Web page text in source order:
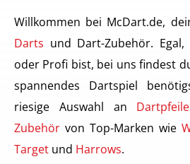
Willkommen bei McDart.de,
Darts und Dart-Zubehör.
oder Profi bist, bei uns findest
spannendes Dartspiel
riesige Auswahl an
Zubehör von Top-Marken wie
Target und Harrows.